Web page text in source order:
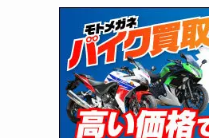
(51)
(34)
(5)
(12)
(16)
(25)
(24)
(47)
(16)
(62)
(4)
(6)
(131)
(38)
(131)
(167)
(85)
(21)
(171)
(98)
(274)
(141)
(166)
(415)
(16)
(73) (126)
(170)
(1,605)
(147)
(19)